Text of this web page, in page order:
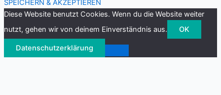
SPEICHERN & AKZEPTIEREN
Diese Website benutzt Cookies. Wenn du die Website weiter
nutzt, gehen wir von deinem Einverständnis aus.
OK
Datenschutzerklärung